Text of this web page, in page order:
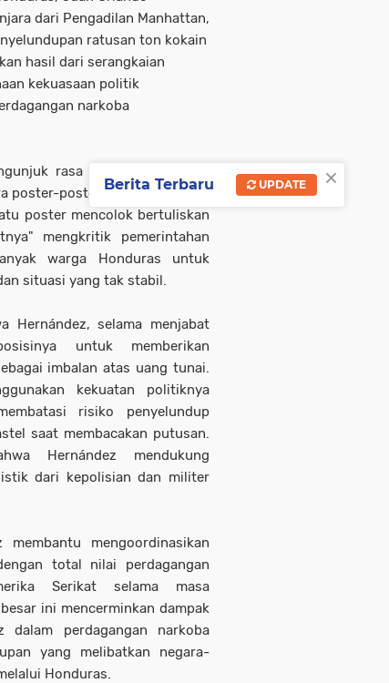
dari Pengadilan Manhattan,
ratusan ton kokain
hasil dari serangkaian
kekuasaan politik
narkoba
rasa berkumpul di luar
poster-poster yang mengecam
poster mencolok bertuliskan
mengkritik pemerintahan
warga Honduras untuk
situasi yang tak stabil.
Hernández, selama menjabat
untuk memberikan
imbalan atas uang tunai.
kekuatan politiknya
risiko penyelundup
saat membacakan putusan.
Hernández mendukung
dari kepolisian dan militer
mengoordinasikan
total nilai perdagangan
Serikat selama masa
ini mencerminkan dampak
perdagangan narkoba
yang melibatkan negara-
Honduras.
×
Berita Terbaru UPDATE